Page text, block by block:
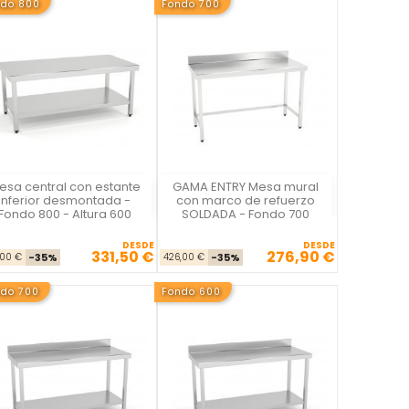
800
central con estante
desmontada -
800 - Altura 600
Precio base
€ -35% Precio
DESDE
331,50 €
La Casa del Chef
Fondo 700
GAMA ENTRY Mesa mural
con marco de refuerzo
SOLDADA - Fondo 700
Precio base
426,00 € -35% Precio
DESDE
276,90 €
La Casa del Chef
700 Fondo 600